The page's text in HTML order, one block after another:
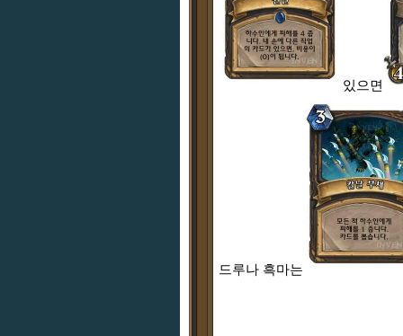
있으면
드루나 흑마는